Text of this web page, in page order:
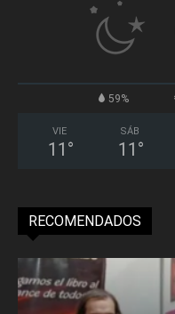
59%
VIE
11 °
SÁB
11 °
RECOMENDADOS